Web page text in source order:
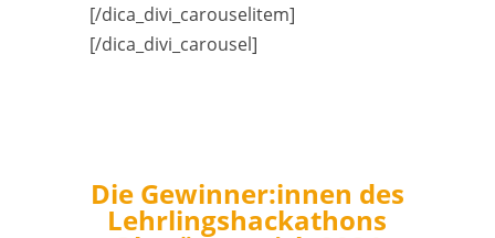
[/dica_divi_carouselitem]
[/dica_divi_carousel]
Die Gewinner:innen des
Lehrlingshackathons